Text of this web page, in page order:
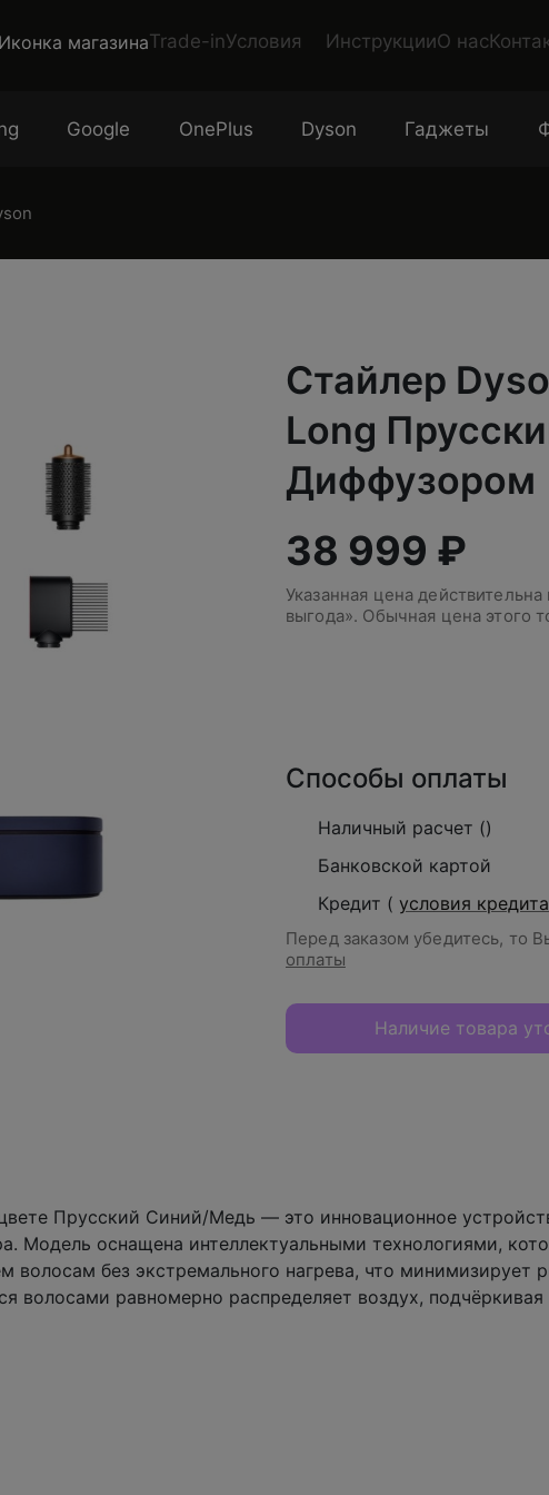
Trade-inУсловия ИнструкцииО нас
Google OnePlus Dyson Гаджеты
Стайлер
Long
Диффузором
38 999 ₽
Указанная цена
выгода». Обычная цена этого
Способы оплаты
Наличный расчет ()
Банковской картой
Кредит ( условия кредита
Перед заказом убедитесь, то
оплаты
Наличие товара
Прусский Синий/Медь — это инновационное
Модель оснащена интеллектуальными технологиями,
волосам без экстремального нагрева, что минимизирует
равномерно распределяет воздух,